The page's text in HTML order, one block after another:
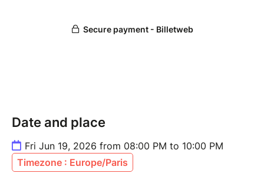
Date and place
Fri Jun 19, 2026 from 08:00 PM to 10:00 PM
Timezone : Europe/Paris